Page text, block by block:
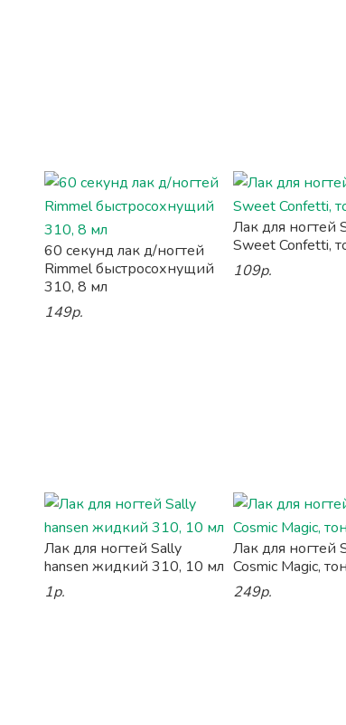
60 секунд лак д/ногтей
Rimmel быстросохнущий
310, 8 мл
149р.
Лак для ногтей
Sweet Confetti,
109р.
Лак для ногтей Sally
hansen жидкий 310, 10 мл
1р.
Лак для ногтей
Cosmic Magic,
249р.